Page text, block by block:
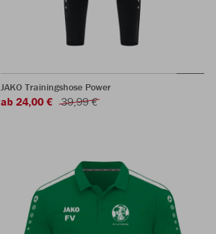
JAKO Trainingshose Power
ab 24,00 € 39,99 €